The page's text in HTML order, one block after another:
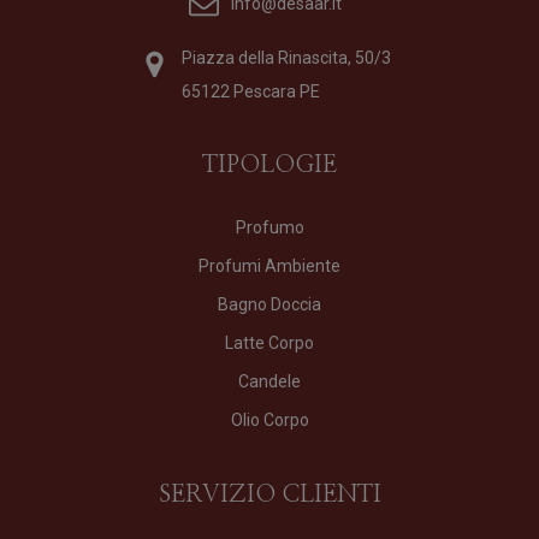
Piazza della Rinascita, 50/3
65122 Pescara PE
TIPOLOGIE
Profumo
Profumi Ambiente
Bagno Doccia
Latte Corpo
Candele
Olio Corpo
SERVIZIO CLIENTI